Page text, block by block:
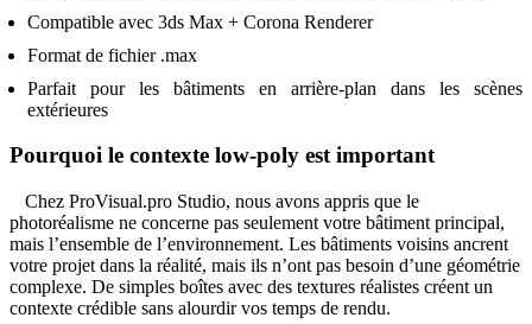
Compatible avec 3ds Max + Corona Renderer
Format de fichier .max
Parfait pour les bâtiments en arrière-plan dans les scènes
extérieures
Pourquoi le contexte low-poly est important
Chez ProVisual.pro Studio, nous avons appris que le
photoréalisme ne concerne pas seulement votre bâtiment principal,
mais l’ensemble de l’environnement. Les bâtiments voisins ancrent
votre projet dans la réalité, mais ils n’ont pas besoin d’une géométrie
complexe. De simples boîtes avec des textures réalistes créent un
contexte crédible sans alourdir vos temps de rendu.